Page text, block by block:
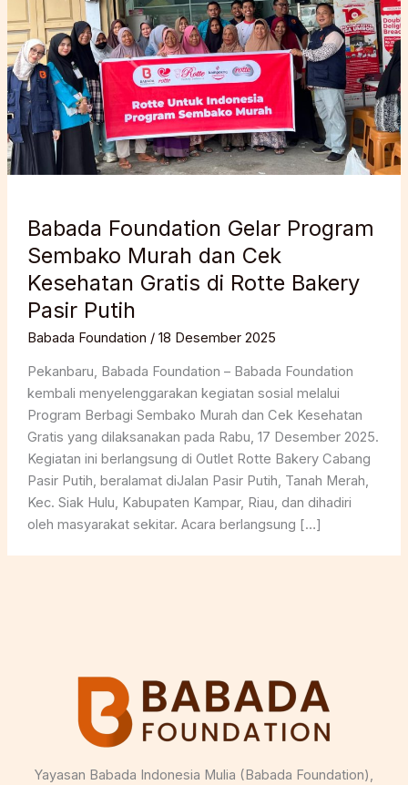
Babada Foundation Gelar Program
Sembako Murah dan Cek
Kesehatan Gratis di Rotte Bakery
Pasir Putih
Babada Foundation / 18 Desember 2025
Pekanbaru, Babada Foundation – Babada Foundation
kembali menyelenggarakan kegiatan sosial melalui
Program Berbagi Sembako Murah dan Cek Kesehatan
Gratis yang dilaksanakan pada Rabu, 17 Desember 2025.
Kegiatan ini berlangsung di Outlet Rotte Bakery Cabang
Pasir Putih, beralamat diJalan Pasir Putih, Tanah Merah,
Kec. Siak Hulu, Kabupaten Kampar, Riau, dan dihadiri
oleh masyarakat sekitar. Acara berlangsung […]
Yayasan Babada Indonesia Mulia (Babada Foundation),